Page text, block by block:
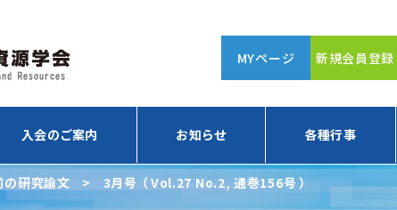
MYページ 新規会員登録
入会のご案内 お知らせ 各種行事
の研究論文 > 3月号 （ Vol.27 No.2, 通巻156号 ）